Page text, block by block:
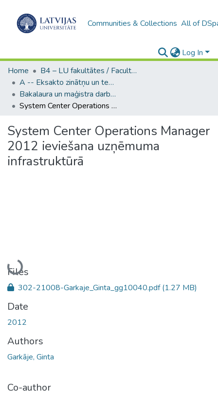
Communities & Collections All of
Log In
Home
B4 – LU fakultātes / Faculties of the UL
A -- Eksakto zinātņu un tehnoloģiju fakultāte / Faculty of Science and Technology
Bakalaura un maģistra darbi (EZTF) / Bachelor's and Master's theses
System Center Operations Manager 2012 ieviešana uzņēmuma infrastruktūrā
System Center Operations Manager
2012 ieviešana uzņēmuma
infrastruktūrā
Loading...
Files
302-21008-Garkaje_Ginta_gg10040.pdf(1.27 MB)
Date
2012
Authors
Garkāje, Ginta
Co-author